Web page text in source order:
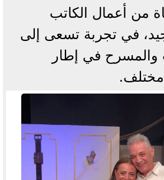
من أعمال الكاتب
في تجربة تسعى إلى
والمسرح في إطار